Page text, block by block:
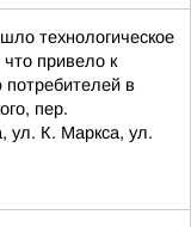
технологическое
привело к
в
пер.
ул. К. Маркса, ул.